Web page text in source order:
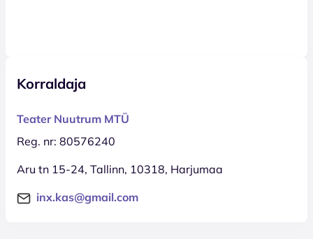
Korraldaja
Teater Nuutrum MTÜ
Reg. nr: 80576240
Aru tn 15-24, Tallinn, 10318, Harjumaa
inx.kas@gmail.com